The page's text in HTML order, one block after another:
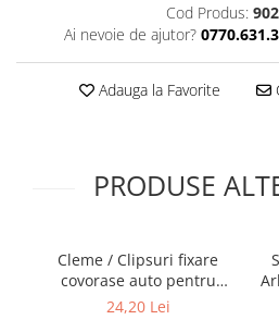
Electrice, Electronice Auto
Accesorii alarme auto
Senzori parcare auto
Instrumente Atelier
Set clipsuri auto de plastic
Cod Produs:
Ai nevoie de ajutor?
Adauga la Favorite
PRODUSE
Cleme / Clipsuri fixare
covorase auto pentru
Renault / Nissan
24,20 Lei